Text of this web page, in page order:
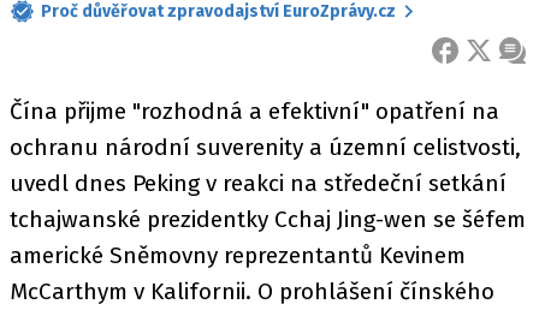
Proč důvěřovat zpravodajství EuroZprávy.cz
FACEBOOK
X
Čína přijme "rozhodná a efektivní" opatření na
ochranu národní suverenity a územní celistvosti,
uvedl dnes Peking v reakci na středeční setkání
tchajwanské prezidentky Cchaj Jing-wen se šéfem
americké Sněmovny reprezentantů Kevinem
McCarthym v Kalifornii. O prohlášení čínského